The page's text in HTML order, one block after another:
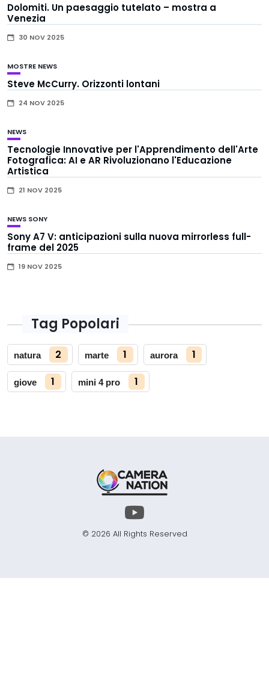
Dolomiti. Un paesaggio tutelato – mostra a
Venezia
30 NOV 2025
MOSTRE NEWS
Steve McCurry. Orizzonti lontani
24 NOV 2025
NEWS
Tecnologie Innovative per l'Apprendimento dell'Arte
Fotografica: AI e AR Rivoluzionano l'Educazione
Artistica
21 NOV 2025
NEWS SONY
Sony A7 V: anticipazioni sulla nuova mirrorless full-
frame del 2025
19 NOV 2025
Tag Popolari
natura 2 marte 1 aurora 1
giove 1 mini 4 pro 1
© 2026 All Rights Reserved